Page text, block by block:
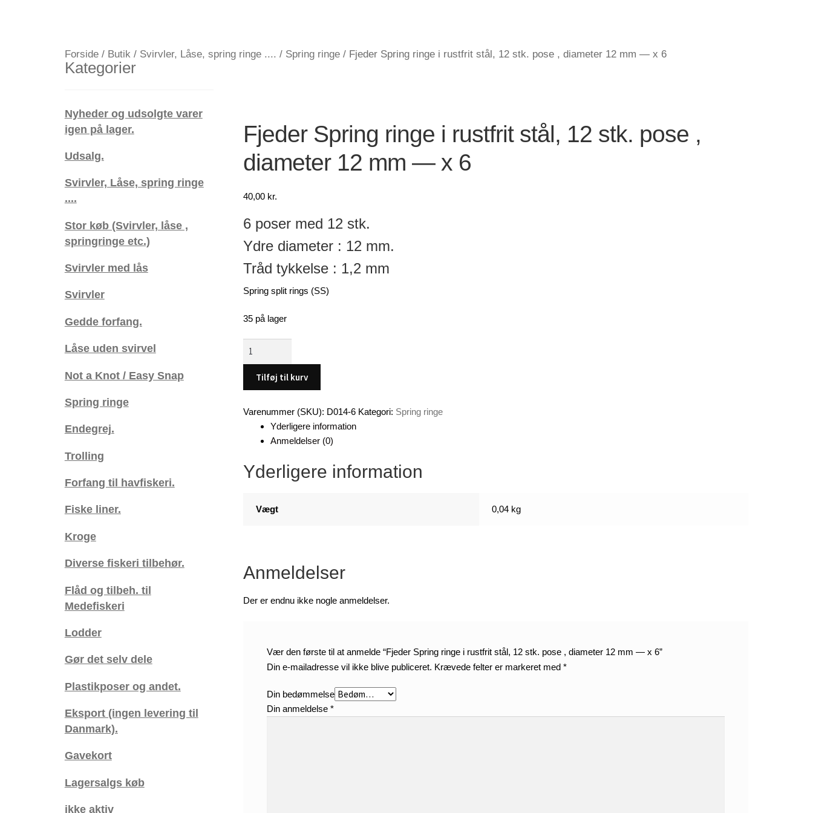
Forside/ Butik / Svirvler, Låse, spring ringe .... / Spring ringe/ Fjeder Spring ringe i rustfrit stål, 12 stk. pose , diameter 12 mm — x 6
Fjeder Spring ringe i rustfrit stål, 12 stk. pose ,
diameter 12 mm — x 6
40,00 kr.
6 poser med 12 stk.
Ydre diameter : 12 mm.
Tråd tykkelse : 1,2 mm
Spring split rings (SS)
35 på lager
ringe
i
stål,
x
antal
Tilføj til kurv
Varenummer (SKU): D014-6 Kategori: Spring ringe
Yderligere information
Anmeldelser (0)
Yderligere information
Vægt 0,04 kg
Anmeldelser
Der er endnu ikke nogle anmeldelser.
Vær den første til at anmelde “Fjeder Spring ringe i rustfrit stål, 12 stk. pose , diameter 12 mm — x 6”
Din e-mailadresse vil ikke blive publiceret. Krævede felter er markeret med *
Din bedømmelse
Din anmeldelse *
Kategorier
Nyheder og udsolgte varer
igen på lager.
Udsalg.
Svirvler, Låse, spring ringe
....
Stor køb (Svirvler, låse ,
springringe etc.)
Svirvler med lås
Svirvler
Gedde forfang.
Låse uden svirvel
Not a Knot / Easy Snap
Spring ringe
Endegrej.
Trolling
Forfang til havfiskeri.
Fiske liner.
Kroge
Diverse fiskeri tilbehør.
Flåd og tilbeh. til
Medefiskeri
Lodder
Gør det selv dele
Plastikposer og andet.
Eksport (ingen levering til
Danmark).
Gavekort
Lagersalgs køb
ikke aktiv